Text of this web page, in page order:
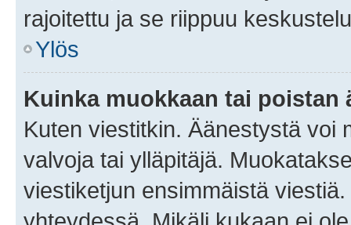
rajoitettu ja se riippuu
Ylös
Kuinka muokkaan tai poistan
Kuten viestitkin. Äänestystä voi
valvoja tai ylläpitäjä.
viestiketjun ensimmäistä